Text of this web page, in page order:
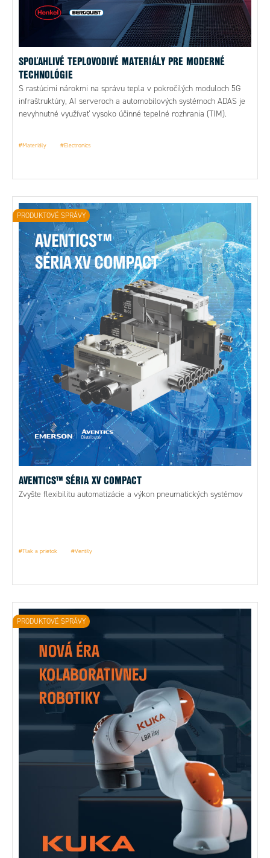
SPOĽAHLIVÉ TEPLOVODIVÉ MATERIÁLY PRE MODERNÉ
TECHNOLÓGIE
S rastúcimi nárokmi na správu tepla v pokročilých moduloch 5G
infraštruktúry, AI serveroch a automobilových systémoch ADAS je
nevyhnutné využívať vysoko účinné tepelné rozhrania (TIM).
#Materiály #Electronics
AVENTICS™ SÉRIA XV COMPACT
Zvyšte flexibilitu automatizácie a výkon pneumatických systémov
#Tlak a prietok #Ventily
PRODUKTOVÉ SPRÁVY
PRODUKTOVÉ SPRÁVY